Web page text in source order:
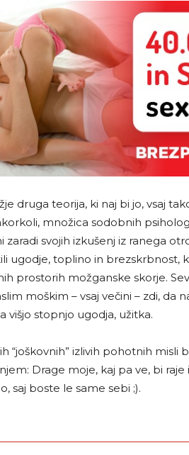
druga teorija, ki naj bi jo, vsaj
množica sodobnih
zaradi svojih izkušenj iz ranega
ugodje, toplino in brezskrbnost,
prostorih možganske skorje.
moškim – vsaj večini – zdi, da
višjo stopnjo ugodja, užitka.
“joškovnih” izlivih pohotnih misli
Drage moje, kaj pa ve, bi
saj boste le same sebi ;).